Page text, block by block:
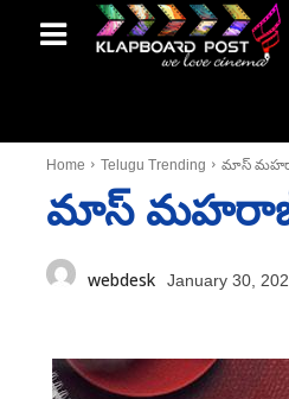
Home Telugu Trending మాస్‌
మాస్‌ మహరాజ్‌తో
webdesk January 30,